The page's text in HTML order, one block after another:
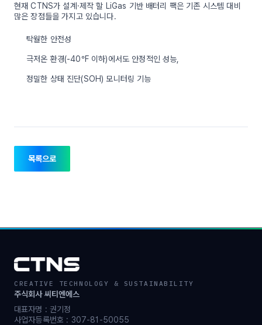
현재 CTNS가 설계·제작 할 LiGas 기반 배터리 팩은 기존 시스템 대비
많은 장점들을 가지고 있습니다.
탁월한 안전성
극저온 환경(-40°F 이하)에서도 안정적인 성능,
정밀한 상태 진단(SOH) 모니터링 기능
목록으로
CREATIVE TECHNOLOGY & SUSTAINABILITY
주식회사 씨티엔에스
대표자명 : 권기정
사업자등록번호 : 307-81-50055